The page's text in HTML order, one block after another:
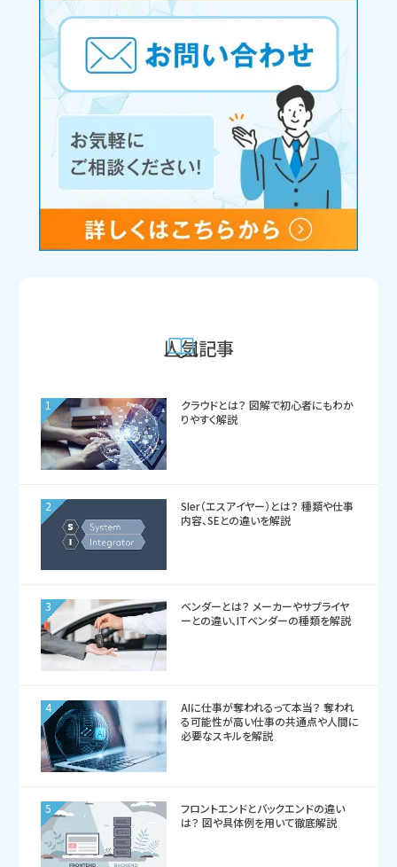
人気記事
1
クラウドとは？ 図解で初心者にもわか
りやすく解説
2
SIer（エスアイヤー）とは？ 種類や仕事
内容、SEとの違いを解説
3
ベンダーとは？ メーカーやサプライヤ
ーとの違い、ITベンダーの種類を解説
4
AIに仕事が奪われるって本当？ 奪われ
る可能性が高い仕事の共通点や人間に
必要なスキルを解説
5
フロントエンドとバックエンドの違い
は？ 図や具体例を用いて徹底解説